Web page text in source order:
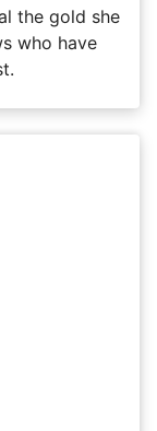
the gold she
who have